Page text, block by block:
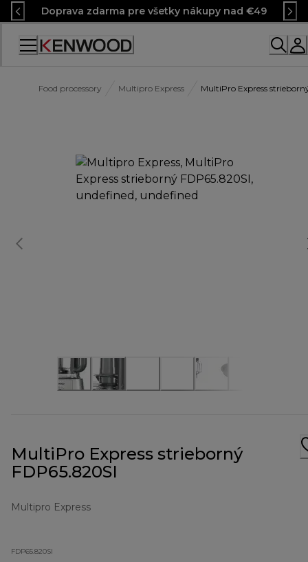
Skip
to
Content
Doprava zdarma pre všetky nákupy nad €49
Food processory Multipro Express MultiPro Express
MultiPro Express strieborný
FDP65.820SI
Multipro Express
FDP65.820SI